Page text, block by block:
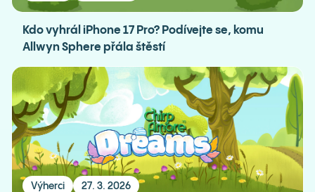
Kdo vyhrál iPhone 17 Pro? Podívejte se, komu
Allwyn Sphere přála štěstí
Výherci 27. 3. 2026